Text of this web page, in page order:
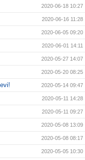
2020-06-18 10:27
2020-06-16 11:28
2020-06-05 09:20
2020-06-01 14:11
2020-05-27 14:07
2020-05-20 08:25
2020-05-14 09:47
2020-05-11 14:28
2020-05-11 09:27
2020-05-08 13:09
2020-05-08 08:17
2020-05-05 10:30